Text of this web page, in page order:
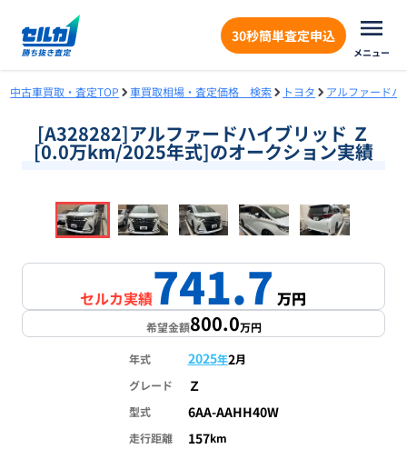
30秒簡単査定申込
メニュー
中古車買取・査定TOP 車買取相場・査定価格 検索 トヨタ アルファードハ
[A328282]アルファードハイブリッド Ｚ
[0.0万km/2025年式]のオークション実績
1/18
セルカ実績741.7万円
希望金額800.0万円
年式 2025年2月
グレード
Ｚ
型式 6AA-AAHH40W
走行距離 157km